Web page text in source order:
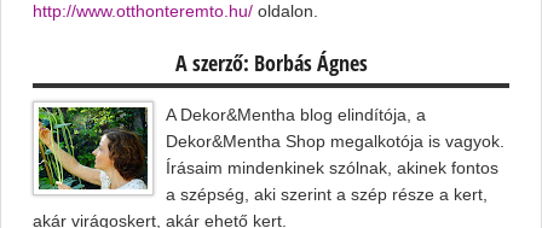
http://www.otthonteremto.hu/ oldalon.
A szerző: Borbás Ágnes
A Dekor&Mentha blog elindítója, a
Dekor&Mentha Shop megalkotója is vagyok.
Írásaim mindenkinek szólnak, akinek fontos
a szépség, aki szerint a szép része a kert,
akár virágoskert, akár ehető kert.